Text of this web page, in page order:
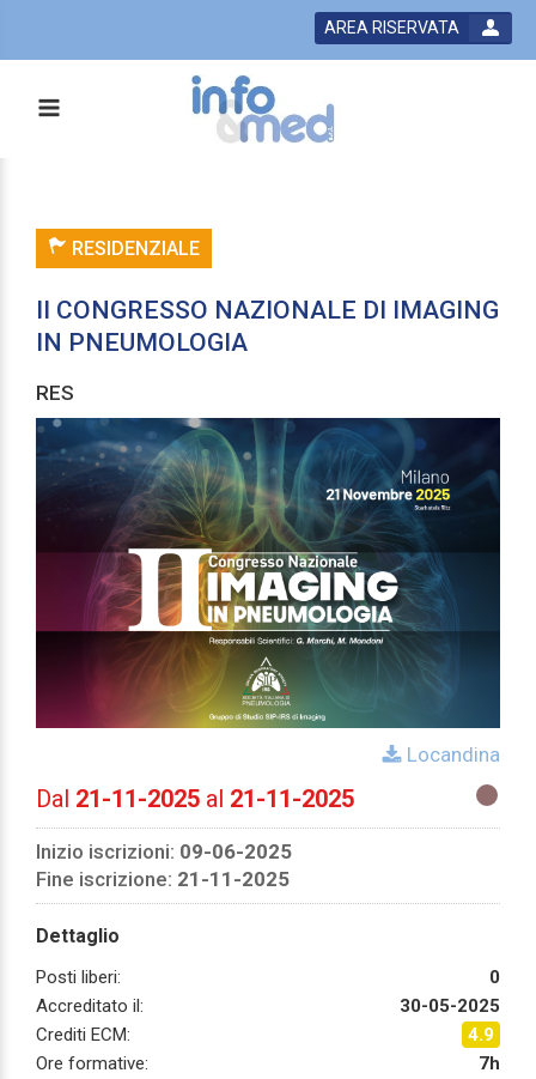
AREA RISERVATA
RESIDENZIALE
II CONGRESSO NAZIONALE DI IMAGING
IN PNEUMOLOGIA
RES
Locandina
Dal 21-11-2025 al 21-11-2025
Inizio iscrizioni: 09-06-2025
Fine iscrizione: 21-11-2025
Dettaglio
Posti liberi:
0
Accreditato il:
30-05-2025
Crediti ECM:
4.9
Ore formative:
7h